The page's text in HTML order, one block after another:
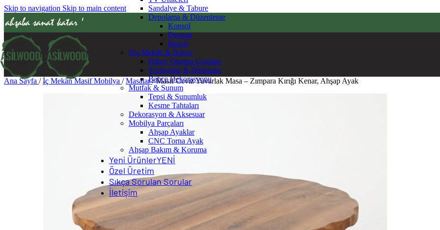
Skip to navigation Skip to main content
ahşaba sanat katar '
Sandalye & Tabure
Depolama & Düzenleme
Konsol
Dresuar
Bench
Dış Mekân & Bahçe
Bahçe Oturma Grupları
Şezlonglar & Dinlenme
Bahçe Dekorasyonu
Mutfak & Sunum
Tepsi & Sunumluk
Kesme Tahtaları
Dekorasyon & Aksesuar
Mobilya Parçaları
Ahşap Ayaklar
CNC Torna Ayak
Ahşap Bakım & Koruma
Yeni ÜrünlerYENİ
Özel Üretim
Sıkça Sorulan Sorular
İletişim
Ana Sayfa / İç Mekân Masif Mobilya / Masalar/ Masif Ceviz Yuvarlak Masa – Zımpara Kırığı Kenar, Ahşap Ayak